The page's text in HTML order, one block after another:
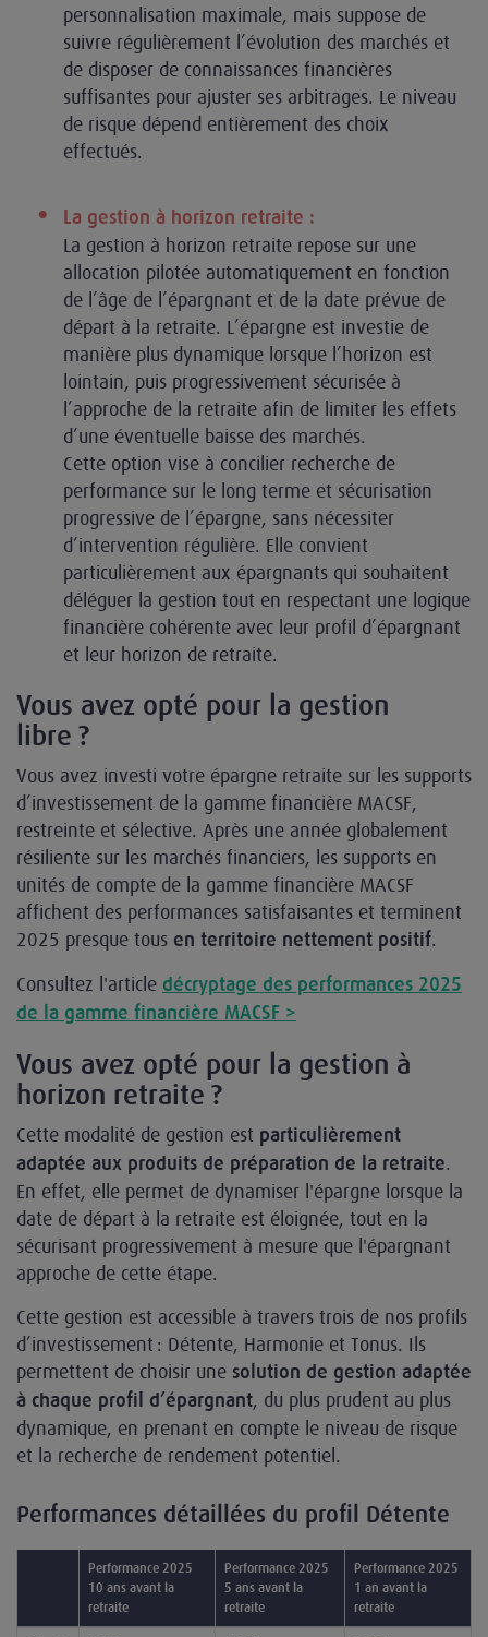
personnalisation maximale, mais suppose de
suivre régulièrement l’évolution des marchés et
de disposer de connaissances financières
suffisantes pour ajuster ses arbitrages. Le niveau
de risque dépend entièrement des choix
effectués.
La gestion à horizon retraite :
La gestion à horizon retraite repose sur une
allocation pilotée automatiquement en fonction
de l’âge de l’épargnant et de la date prévue de
départ à la retraite. L’épargne est investie de
manière plus dynamique lorsque l’horizon est
lointain, puis progressivement sécurisée à
l’approche de la retraite afin de limiter les effets
d’une éventuelle baisse des marchés.
Cette option vise à concilier recherche de
performance sur le long terme et sécurisation
progressive de l’épargne, sans nécessiter
d’intervention régulière. Elle convient
particulièrement aux épargnants qui souhaitent
déléguer la gestion tout en respectant une logique
financière cohérente avec leur profil d’épargnant
et leur horizon de retraite.
Vous avez opté pour la gestion
libre ?
Vous avez investi votre épargne retraite sur les supports
d’investissement de la gamme financière MACSF,
restreinte et sélective. Après une année globalement
résiliente sur les marchés financiers, les supports en
unités de compte de la gamme financière MACSF
affichent des performances satisfaisantes et terminent
2025 presque tous en territoire nettement positif.
Consultez l'article décryptage des performances 2025
de la gamme financière MACSF >
Vous avez opté pour la gestion à
horizon retraite ?
Cette modalité de gestion est particulièrement
adaptée aux produits de préparation de la retraite.
En effet, elle permet de dynamiser l'épargne lorsque la
date de départ à la retraite est éloignée, tout en la
sécurisant progressivement à mesure que l'épargnant
approche de cette étape.
Cette gestion est accessible à travers trois de nos profils
d’investissement : Détente, Harmonie et Tonus. Ils
permettent de choisir une solution de gestion adaptée
à chaque profil d’épargnant, du plus prudent au plus
dynamique, en prenant en compte le niveau de risque
et la recherche de rendement potentiel.
Performances détaillées du profil Détente
Performance 2025
10 ans avant la
retraite
Performance 2025
5 ans avant la
retraite
Performance 2025
1 an avant la
retraite